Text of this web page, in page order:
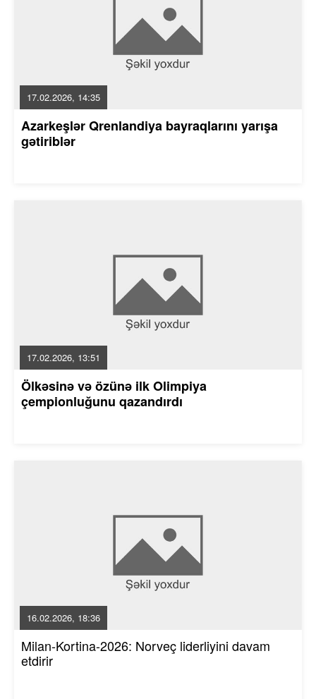
17.02.2026, 14:35
Azarkeşlər Qrenlandiya bayraqlarını yarışa
gətiriblər
17.02.2026, 13:51
Ölkəsinə və özünə ilk Olimpiya
çempionluğunu qazandırdı
16.02.2026, 18:36
Milan-Kortina-2026: Norveç liderliyini davam
etdirir